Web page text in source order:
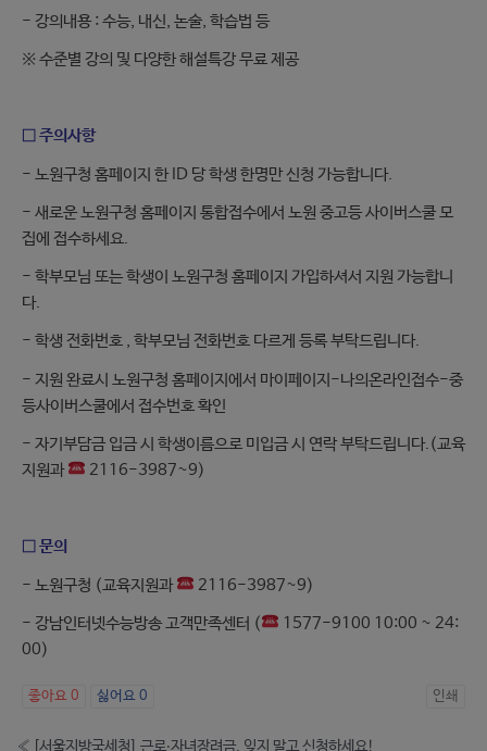
- 강의내용 : 수능, 내신, 논술, 학습법 등
※ 수준별 강의 및 다양한 해설특강 무료 제공
□ 주의사항
- 노원구청 홈페이지 한 ID 당 학생 한명만 신청 가능합니다.
- 새로운 노원구청 홈페이지 통합접수에서 노원 중고등 사이버스쿨 모
집에 접수하세요.
- 학부모님 또는 학생이 노원구청 홈페이지 가입하셔서 지원 가능합니
다.
- 학생 전화번호 , 학부모님 전화번호 다르게 등록 부탁드립니다.
- 지원 완료시 노원구청 홈페이지에서 마이페이지-나의온라인접수-중
등사이버스쿨에서 접수번호 확인
- 자기부담금 입금 시 학생이름으로 미입금 시 연락 부탁드립니다.(교육
지원과
2116-3987~9)
□ 문의
- 노원구청 (교육지원과 2116-3987~9)
- 강남인터넷수능방송 고객만족센터 (
1577-9100 10:00 ~ 24:
00)
좋아요 0 싫어요 0 인쇄
« [서울지방국세청] 근로‧자녀장려금, 잊지 말고 신청하세요!